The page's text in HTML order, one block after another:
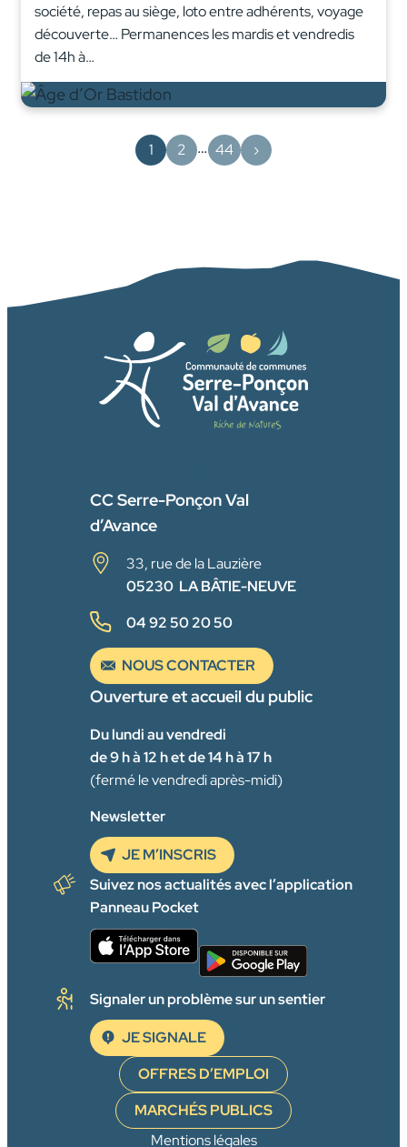
société, repas au siège, loto entre adhérents, voyage
découverte… Permanences les mardis et vendredis
de 14h à…
1 2 … 44 ›
CC Serre-Ponçon Val
d’Avance
33, rue de la Lauzière
05230 LA BÂTIE-NEUVE
04 92 50 20 50
NOUS CONTACTER
Ouverture et accueil du public
Du lundi au vendredi
de 9 h à 12 h et de 14 h à 17 h
(fermé le vendredi après-midi)
Newsletter
JE M’INSCRIS
Suivez nos actualités avec l’application
Panneau Pocket
Signaler un problème sur un sentier
JE SIGNALE
OFFRES D’EMPLOI
MARCHÉS PUBLICS
Mentions légales